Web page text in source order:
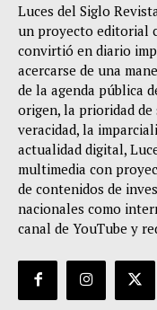
Luces del Siglo
un proyecto editorial
convirtió en diario
acercarse de una
de la agenda pública
origen, la prioridad de
veracidad, la
actualidad digital,
multimedia con
de contenidos de
nacionales como
canal de YouTube y